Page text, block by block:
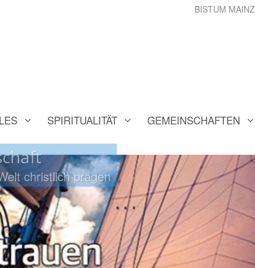
BISTUM MAINZ
SPIRITUALITÄT GEMEINSCHAFTEN
christlich prägen
christlich prägen